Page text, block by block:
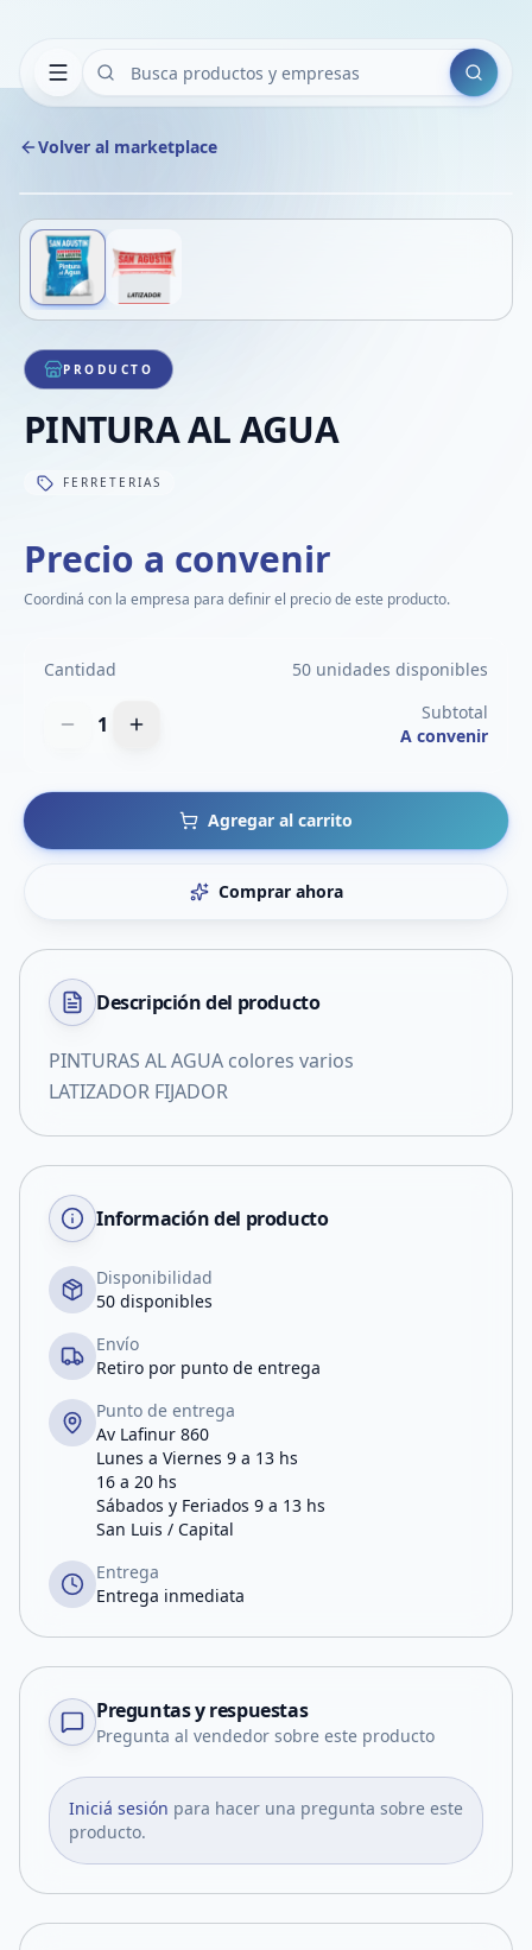
Buscar
Volver al marketplace
1/2
PRODUCTO
PINTURA AL AGUA
FERRETERIAS
Precio a convenir
Coordiná con la empresa para definir el precio de este producto.
Cantidad 50 unidades disponibles
1
Subtotal
A convenir
Agregar al carrito
Comprar ahora
Descripción del producto
PINTURAS AL AGUA colores varios
LATIZADOR FIJADOR
Información del producto
Disponibilidad
50 disponibles
Envío
Retiro por punto de entrega
Punto de entrega
Av Lafinur 860
Lunes a Viernes 9 a 13 hs
16 a 20 hs
Sábados y Feriados 9 a 13 hs
San Luis / Capital
Entrega
Entrega inmediata
Preguntas y respuestas
Pregunta al vendedor sobre este producto
Iniciá sesión para hacer una pregunta sobre este
producto.